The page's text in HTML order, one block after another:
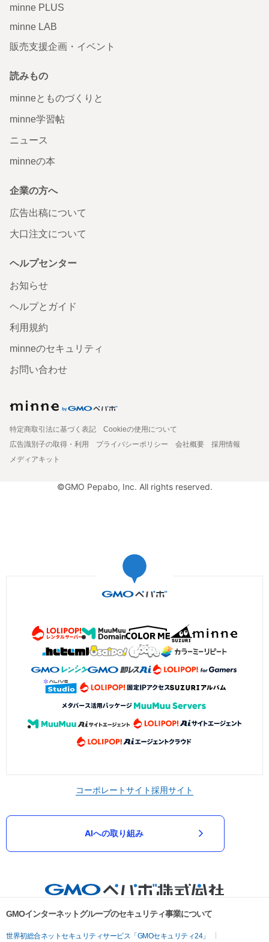
minne PLUS
minne LAB
販売支援企画・イベント
読みもの
minneとものづくりと
minne学習帖
ニュース
minneの本
企業の方へ
広告出稿について
大口注文について
ヘルプセンター
お知らせ
ヘルプとガイド
利用規約
minneのセキュリティ
お問い合わせ
特定商取引法に基づく表記
Cookieの使用について
広告識別子の取得・利用
プライバシーポリシー 会社概要
採用情報
メディアキット
©GMO Pepabo, Inc. All rights reserved.
コーポレートサイト採用サイト
AIへの取り組み
GMOインターネットグループのセキュリティ事業について
世界初総合ネットセキュリティサービス「GMOセキュリティ24」